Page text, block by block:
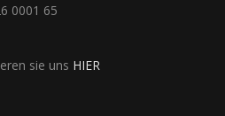
0001 65
sie uns HIER